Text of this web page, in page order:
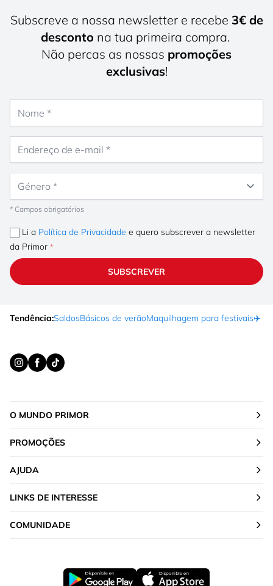
Subscreve a nossa newsletter e recebe 3€ de
desconto na tua primeira compra.
Não percas as nossas promoções
exclusivas!
* Campos obrigatórios
Li a Política de Privacidade e quero subscrever a newsletter
da Primor
SUBSCREVER
Tendência:SaldosBásicos de verãoMaquilhagem para festivais✈️
O MUNDO PRIMOR
PROMOÇÕES
AJUDA
LINKS DE INTERESSE
COMUNIDADE